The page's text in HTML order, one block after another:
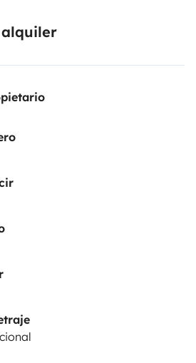
alquiler